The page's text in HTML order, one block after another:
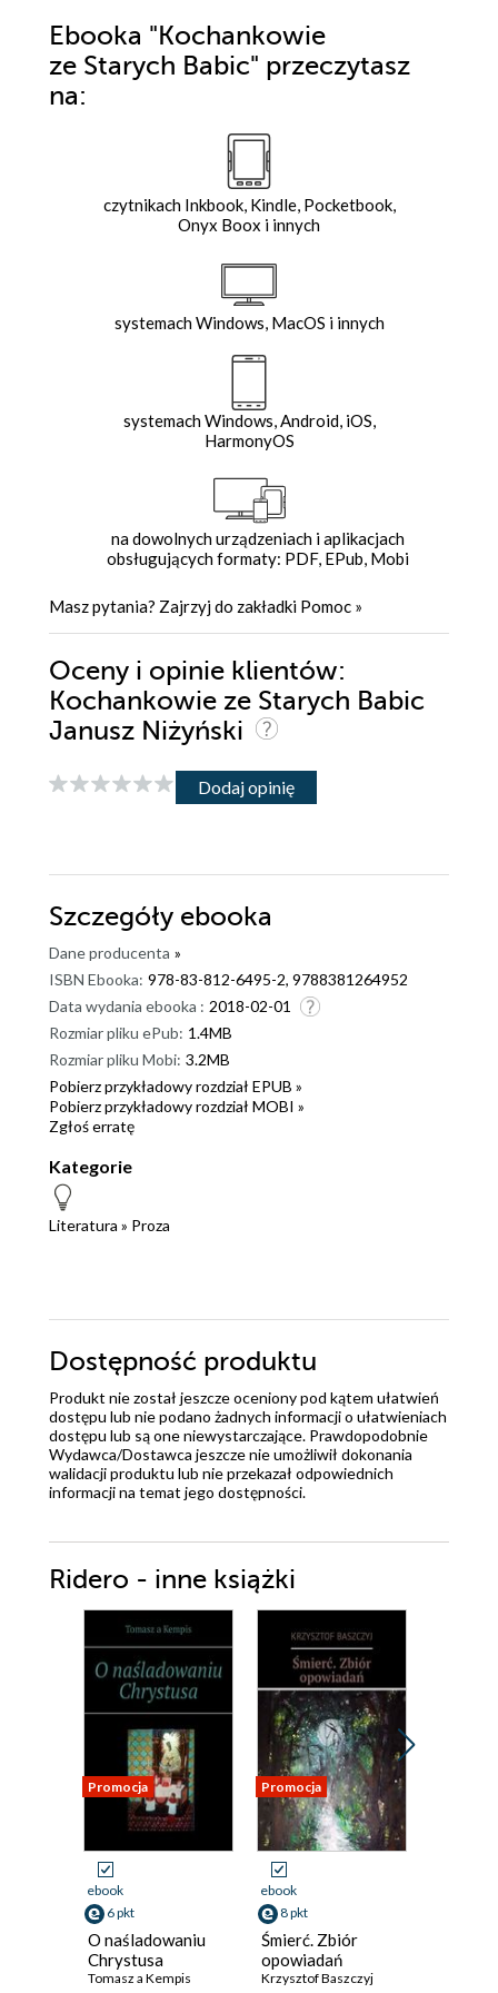
Ebooka "Kochankowie
ze Starych Babic" przeczytasz
na:
czytnikach Inkbook, Kindle, Pocketbook,
Onyx Boox i innych
systemach Windows, MacOS i innych
systemach Windows, Android, iOS,
HarmonyOS
na dowolnych urządzeniach i aplikacjach
obsługujących formaty: PDF, EPub, Mobi
Masz pytania? Zajrzyj do zakładki Pomoc »
Oceny i opinie klientów:
Kochankowie ze Starych Babic
Janusz Niżyński
Dodaj opinię
Szczegóły ebooka
Dane producenta »
ISBN Ebooka: 978-83-812-6495-2, 9788381264952
Data wydania ebooka : 2018-02-01
Rozmiar pliku ePub: 1.4MB
Rozmiar pliku Mobi: 3.2MB
Pobierz przykładowy rozdział EPUB »
Pobierz przykładowy rozdział MOBI »
Zgłoś erratę
Kategorie
Literatura » Proza
Dostępność produktu
Produkt nie został jeszcze oceniony pod kątem ułatwień
dostępu lub nie podano żadnych informacji o ułatwieniach
dostępu lub są one niewystarczające. Prawdopodobnie
Wydawca/Dostawca jeszcze nie umożliwił dokonania
walidacji produktu lub nie przekazał odpowiednich
informacji na temat jego dostępności.
Ridero - inne książki
Promocja
ebook
6 pkt
O naśladowaniu
Chrystusa
Tomasz a Kempis
Promocja
ebook
8 pkt
Śmierć. Zbiór
opowiadań
Krzysztof Baszczyj